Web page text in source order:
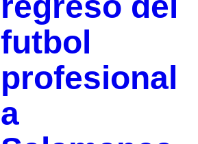
futbol
profesional
a